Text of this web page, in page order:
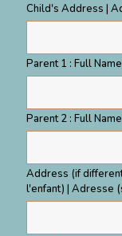
Child's Address |
Parent 1 : Full
Parent 2 : Full
Address (if
l'enfant) | Adresse